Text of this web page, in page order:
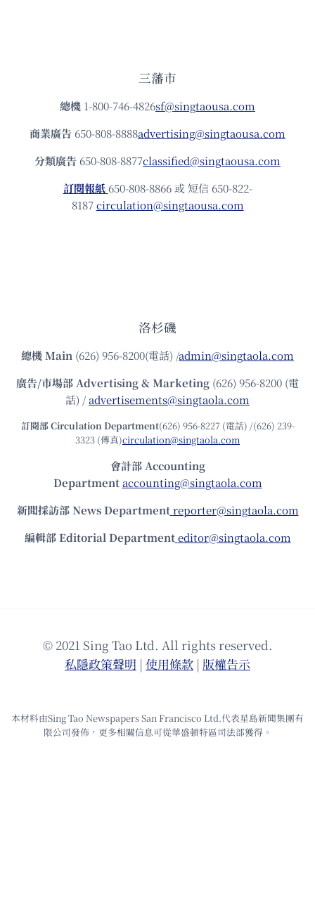
三藩市
總機 1-800-746-4826sf@singtaousa.com
商業廣告 650-808-8888advertising@singtaousa.com
分類廣告 650-808-8877classified@singtaousa.com
訂閱報紙 650-808-8866 或 短信 650-822-
8187circulation@singtaousa.com
洛杉磯
總機Main (626) 956-8200(電話) /admin@singtaola.com
廣告/市場部Advertising & Marketing (626) 956-8200 (電
話) /advertisements@singtaola.com
訂閱部 Circulation Department(626) 956-8227 (電話) /(626) 239-
3323 (傳真)circulation@singtaola.com
會計部 Accounting
Department accounting@singtaola.com
新聞採訪部 News Department reporter@singtaola.com
編輯部 Editorial Department editor@singtaola.com
© 2021 Sing Tao Ltd. All rights reserved.
私隱政策聲明 | 使⽤條款 | 版權告⽰
本材料由Sing Tao Newspapers San Francisco Ltd.代表星島新聞集團有
限公司發佈，更多相關信息可從華盛頓特區司法部獲得。